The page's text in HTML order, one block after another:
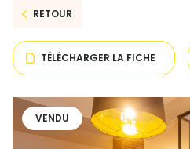
RETOUR
TÉLÉCHARGER LA FICHE
VENDU